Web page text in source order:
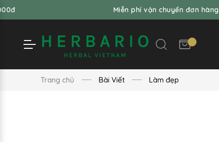
Miễn phí vận chuyển đơn hàng từ
Trang chủ Bài Viết Làm đẹp